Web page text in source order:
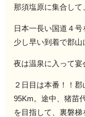
那須塩原に集合して
日本一長い国道４号
少し早い到着で郡山
夜は温泉に入って
２日目は本番！！
95Km。途中、猪苗
を目指して、裏磐梯